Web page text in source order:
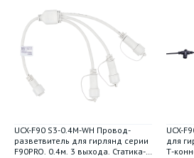
UCX-F90 S3-0.4M-WH Провод-
разветвитель для гирлянд серии
F90PRO. 0.4м. 3 выхода. Статика-
UCX-
для
Т-